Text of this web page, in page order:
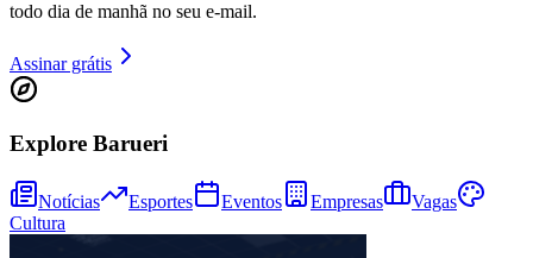
todo dia de manhã no seu e-mail.
Assinar grátis
Explore Barueri
Notícias Esportes Eventos Empresas
Vagas
Cultura